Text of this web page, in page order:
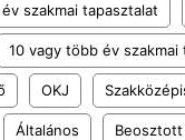
szakmai tapasztalat
10 vagy több év szakmai
OKJ
Általános Beosztott